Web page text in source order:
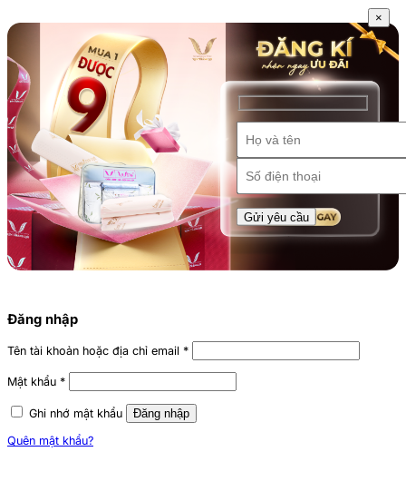
×
Đăng nhập
Tên tài khoản hoặc địa chỉ email *
Mật khẩu *
Ghi nhớ mật khẩu Đăng nhập
Quên mật khẩu?